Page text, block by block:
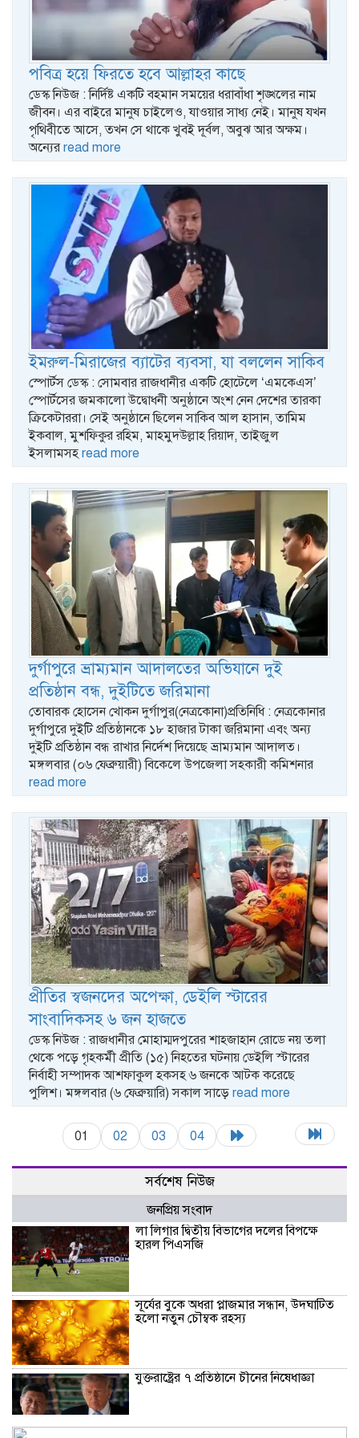
পবিত্র হয়ে ফিরতে হবে আল্লাহর কাছে
ডেস্ক নিউজ : নির্দিষ্ট একটি বহমান সময়ের ধরাবাঁধা শৃঙ্খলের নাম
জীবন। এর বাইরে মানুষ চাইলেও, যাওয়ার সাধ্য নেই। মানুষ যখন
পৃথিবীতে আসে, তখন সে থাকে খুবই দূর্বল, অবুঝ আর অক্ষম।
অন্যের read more
ইমরুল-মিরাজের ব্যাটের ব্যবসা, যা বললেন সাকিব
স্পোর্টস ডেস্ক : সোমবার রাজধানীর একটি হোটেলে ‘এমকেএস’
স্পোর্টসের জমকালো উদ্বোধনী অনুষ্ঠানে অংশ নেন দেশের তারকা
ক্রিকেটাররা। সেই অনুষ্ঠানে ছিলেন সাকিব আল হাসান, তামিম
ইকবাল, মুশফিকুর রহিম, মাহমুদউল্লাহ রিয়াদ, তাইজুল
ইসলামসহ read more
দুর্গাপুরে ভ্রাম্যমান আদালতের অভিযানে দুই
প্রতিষ্ঠান বন্ধ, দুইটিতে জরিমানা
তোবারক হোসেন খোকন দুর্গাপুর(নেত্রকোনা)প্রতিনিধি : নেত্রকোনার
দুর্গাপুরে দুইটি প্রতিষ্ঠানকে ১৮ হাজার টাকা জরিমানা এবং অন্য
দুইটি প্রতিষ্ঠান বন্ধ রাখার নির্দেশ দিয়েছে ভ্রাম্যমান আদালত।
মঙ্গলবার (০৬ ফেব্রুয়ারী) বিকেলে উপজেলা সহকারী কমিশনার
read more
প্রীতির স্বজনদের অপেক্ষা, ডেইলি স্টারের
সাংবাদিকসহ ৬ জন হাজতে
ডেস্ক নিউজ : রাজধানীর মোহাম্মদপুরের শাহজাহান রোডে নয় তলা
থেকে পড়ে গৃহকর্মী প্রীতি (১৫) নিহতের ঘটনায় ডেইলি স্টারের
নির্বাহী সম্পাদক আশফাকুল হকসহ ৬ জনকে আটক করেছে
পুলিশ। মঙ্গলবার (৬ ফেব্রুয়ারি) সকাল সাড়ে read more
01 02 03 04
সর্বশেষ নিউজ
জনপ্রিয় সংবাদ
লা লিগার দ্বিতীয় বিভাগের দলের বিপক্ষে
হারল পিএসজি
সূর্যের বুকে অধরা প্লাজমার সন্ধান, উদ্ঘাটিত
হলো নতুন চৌম্বক রহস্য
যুক্তরাষ্ট্রের ৭ প্রতিষ্ঠানে চীনের নিষেধাজ্ঞা